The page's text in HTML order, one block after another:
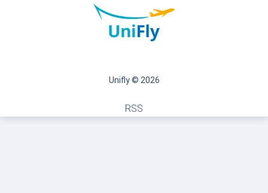
Unifly © 2026
RSS